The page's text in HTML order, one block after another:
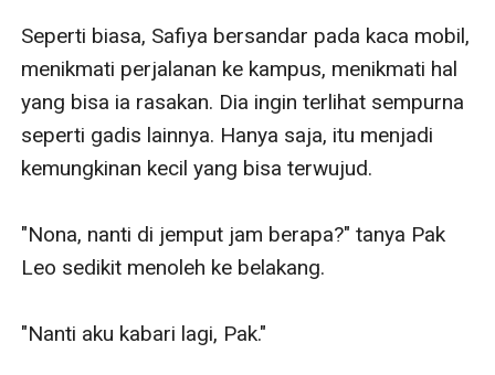
Seperti biasa, Safiya bersandar pada kaca mobil,
menikmati perjalanan ke kampus, menikmati hal
yang bisa ia rasakan. Dia ingin terlihat sempurna
seperti gadis lainnya. Hanya saja, itu menjadi
kemungkinan kecil yang bisa terwujud.
"Nona, nanti di jemput jam berapa?" tanya Pak
Leo sedikit menoleh ke belakang.
"Nanti aku kabari lagi, Pak."